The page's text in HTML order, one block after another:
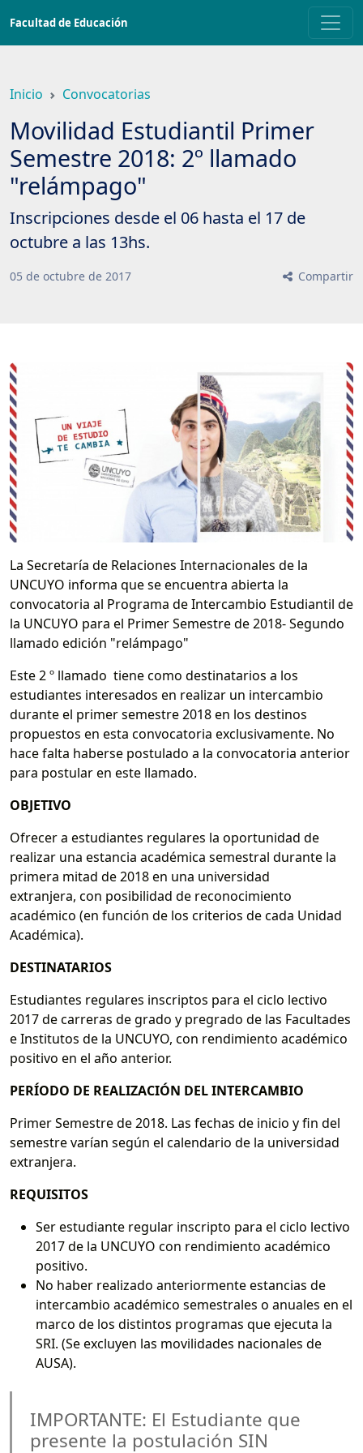
contenido
Facultad de Educación
Inicio Convocatorias
Movilidad Estudiantil Primer
Semestre 2018: 2º llamado
"relámpago"
Inscripciones desde el 06 hasta el 17 de
octubre a las 13hs.
05 de octubre de 2017 Compartir
La Secretaría de Relaciones Internacionales de la
UNCUYO informa que se encuentra abierta la
convocatoria al Programa de Intercambio Estudiantil de
la UNCUYO para el Primer Semestre de 2018- Segundo
llamado edición "relámpago"
Este 2 º llamado tiene como destinatarios a los
estudiantes interesados en realizar un intercambio
durante el primer semestre 2018 en los destinos
propuestos en esta convocatoria exclusivamente. No
hace falta haberse postulado a la convocatoria anterior
para postular en este llamado.
OBJETIVO
Ofrecer a estudiantes regulares la oportunidad de
realizar una estancia académica semestral durante la
primera mitad de 2018 en una universidad
extranjera, con posibilidad de reconocimiento
académico (en función de los criterios de cada Unidad
Académica).
DESTINATARIOS
Estudiantes regulares inscriptos para el ciclo lectivo
2017 de carreras de grado y pregrado de las Facultades
e Institutos de la UNCUYO, con rendimiento académico
positivo en el año anterior.
PERÍODO DE REALIZACIÓN DEL INTERCAMBIO
Primer Semestre de 2018. Las fechas de inicio y fin del
semestre varían según el calendario de la universidad
extranjera.
REQUISITOS
Ser estudiante regular inscripto para el ciclo lectivo
2017 de la UNCUYO con rendimiento académico
positivo.
No haber realizado anteriormente estancias de
intercambio académico semestrales o anuales en el
marco de los distintos programas que ejecuta la
SRI. (Se excluyen las movilidades nacionales de
AUSA).
IMPORTANTE: El Estudiante que
presente la postulación SIN